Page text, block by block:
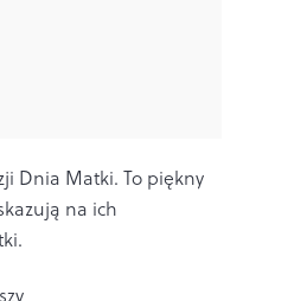
Dnia Matki. To piękny
na ich